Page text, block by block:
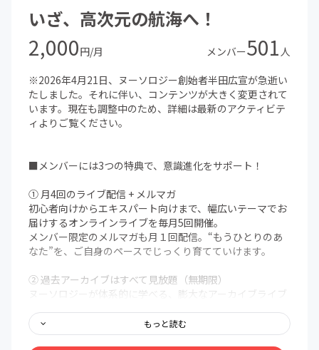
いざ、高次元の航海へ！
2,000円/月 メンバー501 人
※2026年4月21日、ヌーソロジー創始者半田広宣が急逝い
たしました。それに伴い、コンテンツが大きく変更されて
います。現在も調整中のため、詳細は最新のアクティビテ
ィよりご覧ください。
■メンバーには3つの特典で、意識進化をサポート！
① 月4回のライブ配信 + メルマガ
初心者向けからエキスパート向けまで、幅広いテーマでお
届けするオンラインライブを毎月5回開催。
メンバー限定のメルマガも月１回配信。“もうひとりのあ
なた”を、ご自身のペースでじっくり育てていけます。
② 過去アーカイブはすべて見放題（無期限）
ヌーソロジーが体系的に学べる、膨大なアーカイブライブ
も、どこでも、自分の好きなタイミングでアクセスできま
す。
もっと読む